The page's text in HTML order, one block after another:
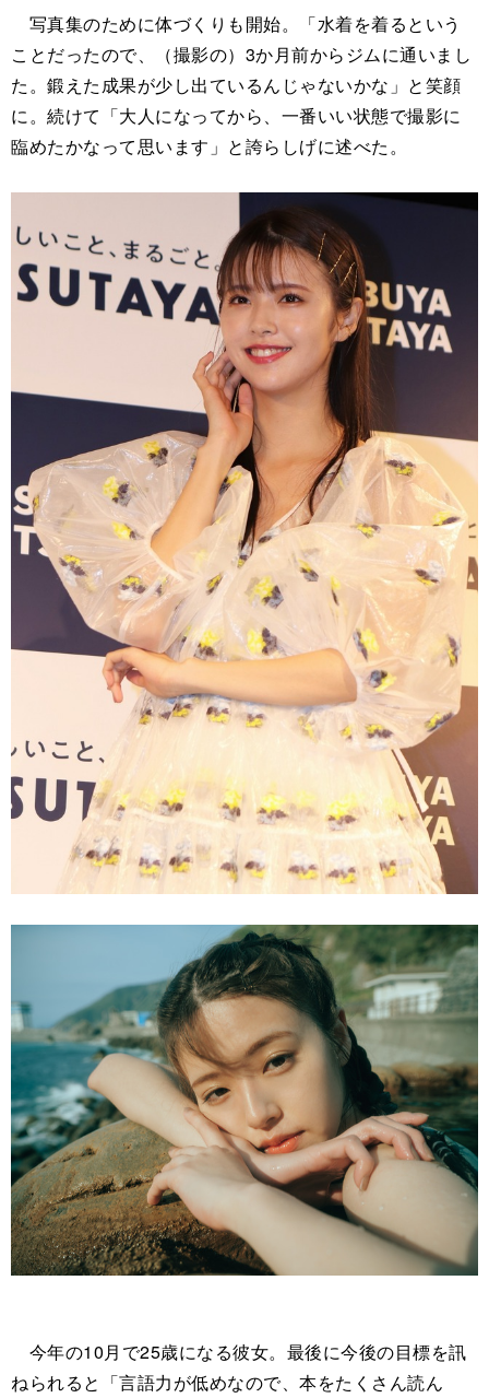
写真集のために体づくりも開始。「水着を着るという
ことだったので、（撮影の）3か月前からジムに通いまし
た。鍛えた成果が少し出ているんじゃないかな」と笑顔
に。続けて「大人になってから、一番いい状態で撮影に
臨めたかなって思います」と誇らしげに述べた。
今年の10月で25歳になる彼女。最後に今後の目標を訊
ねられると「言語力が低めなので、本をたくさん読ん